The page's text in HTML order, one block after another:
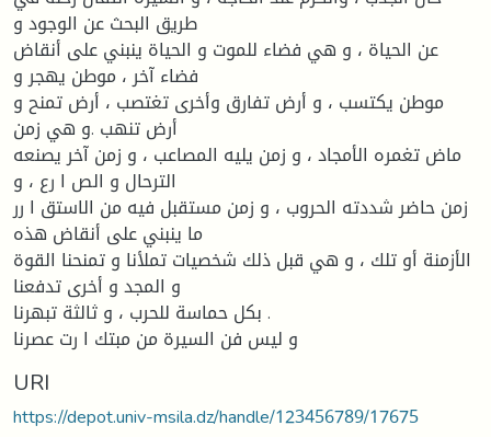
طریق البحث عن الوجود و
عن الحیاة ، و هي فضاء للموت و الحیاة ینبني على أنقاض
فضاء آخر ، موطن یهجر و
موطن یكتسب ، و أرض تفارق وأخرى تغتصب ، أرض تمنح و
أرض تنهب .و هي زمن
ماض تغمره الأمجاد ، و زمن یلیه المصاعب ، و زمن آخر یصنعه
الترحال و الص ا رع ، و
زمن حاضر شددته الحروب ، و زمن مستقبل فیه من الاستق ا رر
ما ینبني على أنقاض هذه
الأزمنة أو تلك ، و هي قبل ذلك شخصیات تملأنا و تمنحنا القوة
و المجد و أخرى تدفعنا
بكل حماسة للحرب ، و ثالثة تبهرنا .
و لیس فن السیرة من مبتك ا رت عصرنا
URI
https://depot.univ-msila.dz/handle/123456789/17675